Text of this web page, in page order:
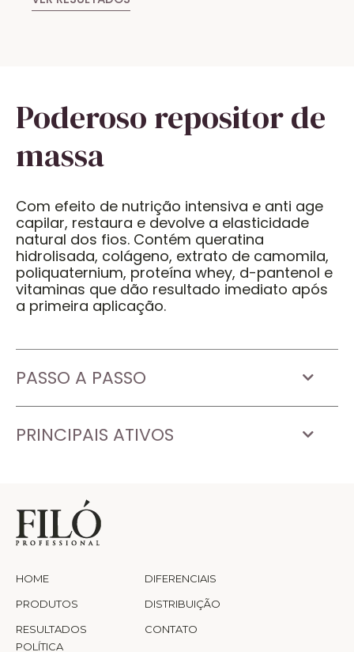
Poderoso repositor de
massa
Com efeito de nutrição intensiva e anti age
capilar, restaura e devolve a elasticidade
natural dos fios. Contém queratina
hidrolisada, colágeno, extrato de camomila,
poliquaternium, proteína whey, d-pantenol e
vitaminas que dão resultado imediato após
a primeira aplicação.
PASSO A PASSO
PRINCIPAIS ATIVOS
HOME
PRODUTOS
RESULTADOS
DIFERENCIAIS
DISTRIBUIÇÃO
CONTATO
POLÍTICA